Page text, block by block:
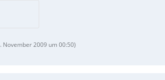
November 2009 um 00:50)